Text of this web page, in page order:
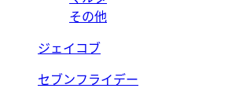
その他
ジェイコブ
セブンフライデー